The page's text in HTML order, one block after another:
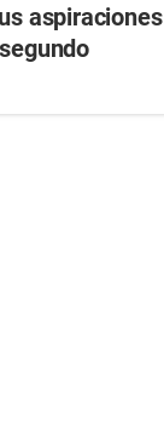
aspiraciones